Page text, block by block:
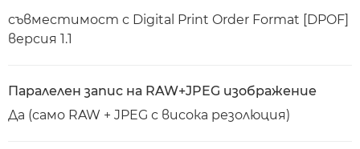
съвместимост с Digital Print Order Format [DPOF]
версия 1.1
Паралелен запис на RAW+JPEG изображение
Да (само RAW + JPEG с висока резолюция)